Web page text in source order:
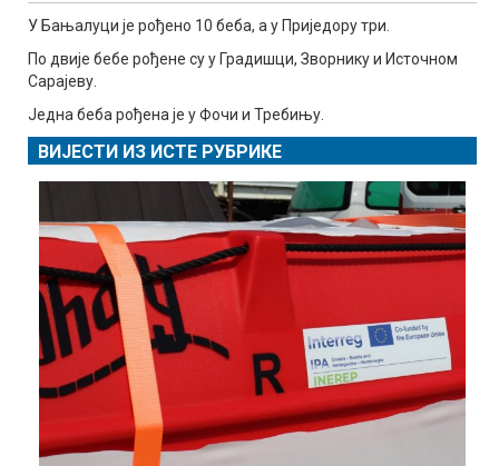
У Бањалуци је рођено 10 беба, а у Приједору три.
По двије бебе рођене су у Градишци, Зворнику и Источном
Сарајеву.
Једна беба рођена је у Фочи и Требињу.
ВИЈЕСТИ ИЗ ИСТЕ РУБРИКЕ